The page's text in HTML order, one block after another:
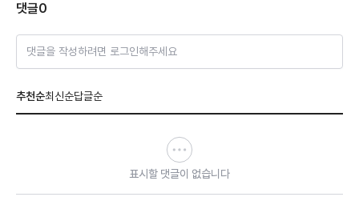
댓글0
댓글을 작성하려면 로그인해주세요
추천순최신순답글순
표시할 댓글이 없습니다